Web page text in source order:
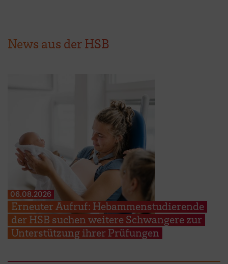
News aus der HSB
06.08.2026
Erneuter Aufruf: Hebammenstudierende
der HSB suchen weitere Schwangere zur
Unterstützung ihrer Prüfungen